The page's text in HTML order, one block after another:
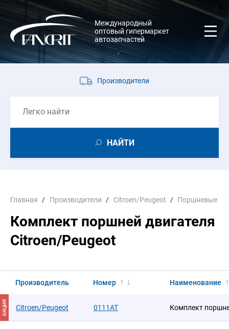
Международный
оптовый гипермаркет
автозапчастей
Производители
НАЙТИ
Главная Производители Citroen/Peugeot Поршневые
Комплект поршней двигателя
Citroen/Peugeot
Производитель Номер Наименование
АКЦИЯ Citroen/Peugeot 0111AT Комплект